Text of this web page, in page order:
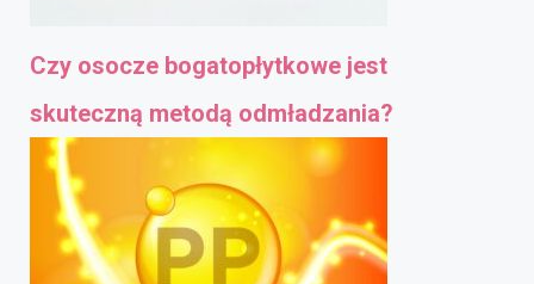
Czy osocze bogatopłytkowe jest
skuteczną metodą odmładzania?